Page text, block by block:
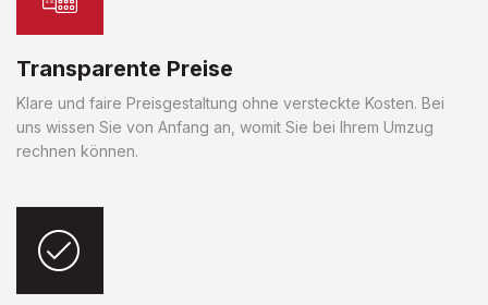
Transparente Preise
Klare und faire Preisgestaltung ohne versteckte Kosten. Bei
uns wissen Sie von Anfang an, womit Sie bei Ihrem Umzug
rechnen können.